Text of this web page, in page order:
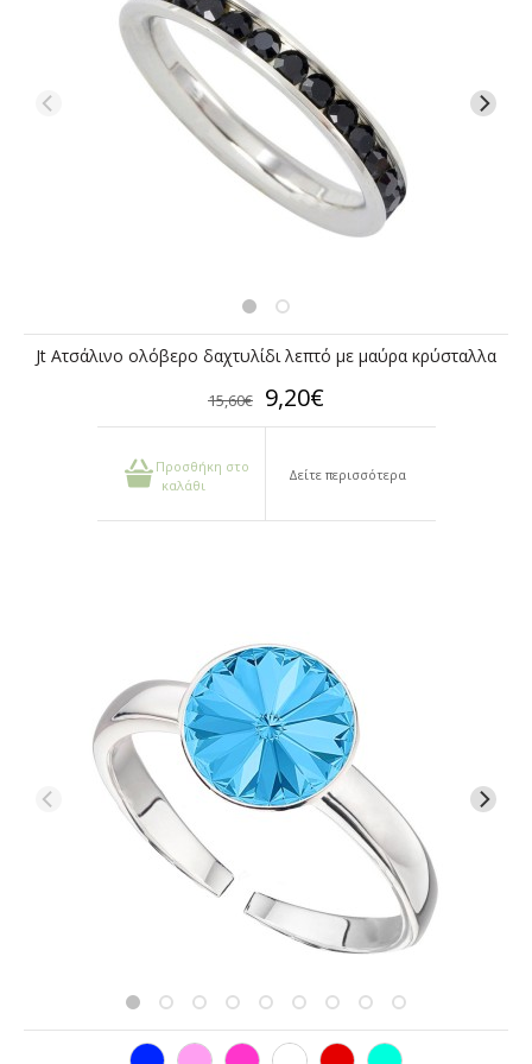
Jt Ατσάλινο ολόβερο δαχτυλίδι λεπτό με μαύρα κρύσταλλα
15,60€ 9,20€
Προσθήκη στο
καλάθι
Δείτε περισσότερα